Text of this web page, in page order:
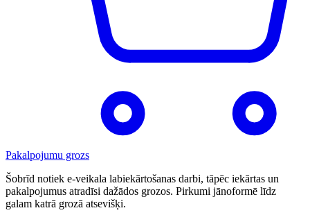
Pakalpojumu grozs
Šobrīd notiek e-veikala labiekārtošanas darbi, tāpēc iekārtas un
pakalpojumus atradīsi dažādos grozos. Pirkumi jānoformē līdz
galam katrā grozā atsevišķi.